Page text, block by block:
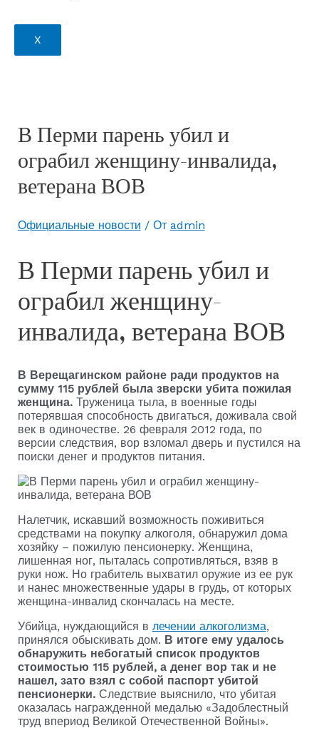
X
В Перми парень убил и
ограбил женщину-инвалида,
ветерана ВОВ
Официальные новости / От admin
В Перми парень убил и
ограбил женщину-
инвалида, ветерана ВОВ
В Верещагинском районе ради продуктов на
сумму 115 рублей была зверски убита пожилая
женщина.Труженица тыла, в военные годы
потерявшая способность двигаться, доживала свой
век в одиночестве. 26 февраля 2012 года, по
версии следствия, вор взломал дверь и пустился на
поиски денег и продуктов питания.
Налетчик, искавший возможность поживиться
средствами на покупку алкоголя, обнаружил дома
хозяйку – пожилую пенсионерку. Женщина,
лишенная ног, пыталась сопротивляться, взяв в
руки нож. Но грабитель выхватил оружие из ее рук
и нанес множественные удары в грудь, от которых
женщина-инвалид скончалась на месте.
Убийца, нуждающийся в лечении алкоголизма,
принялся обыскивать дом. В итоге ему удалось
обнаружить небогатый список продуктов
стоимостью 115 рублей, а денег вор так и не
нашел, зато взял с собой паспорт убитой
пенсионерки. Следствие выяснило, что убитая
оказалась награжденной медалью «Задоблестный
труд впериод Великой Отечественной Войны».